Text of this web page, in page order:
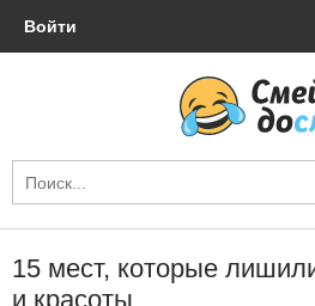
Войти
15 мест, которые
и красоты